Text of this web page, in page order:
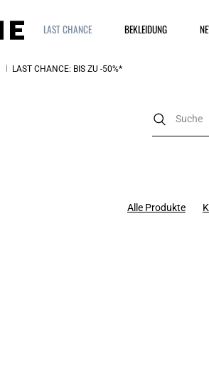
LAST CHANCE BEKLEIDUNG
LAST CHANCE: BIS ZU -50%*
Alle Produkte